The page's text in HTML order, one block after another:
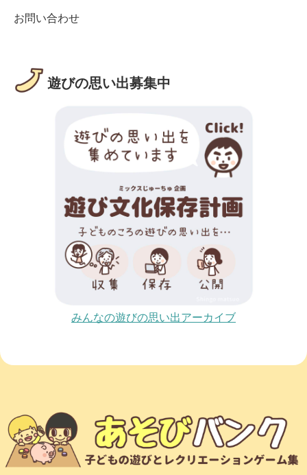
お問い合わせ
遊びの思い出募集中
みんなの遊びの思い出アーカイブ